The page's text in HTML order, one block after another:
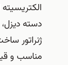
دسته
ژنراتور
مناسب و